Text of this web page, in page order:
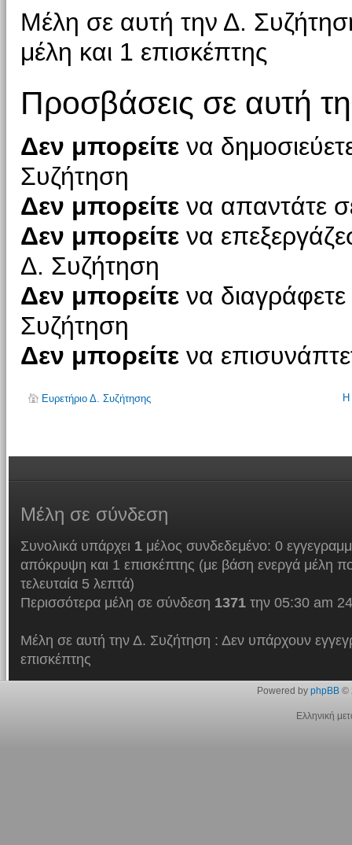
Μέλη σε αυτή την Δ.
μέλη και 1 επισκέπτης
Προσβάσεις σε αυτή
Δεν μπορείτενα
Συζήτηση
Δεν μπορείτενα απαντάτε
Δεν μπορείτενα
Δ. Συζήτηση
Δεν μπορείτενα διαγράφετε
Συζήτηση
Δεν μπορείτενα
Ευρετήριο Δ. Συζήτησης Η
Μέλη σε σύνδεση
Συνολικά υπάρχει 1μέλος συνδεδεμένο: 0
απόκρυψη και 1 επισκέπτης (με βάση ενεργά μέλη
τελευταία 5 λεπτά)
Περισσότερα μέλη σε σύνδεση 1371την 05:30 am
Μέλη σε αυτή την Δ. Συζήτηση : Δεν υπάρχουν
επισκέπτης
Powered by phpBB©
Ελληνική